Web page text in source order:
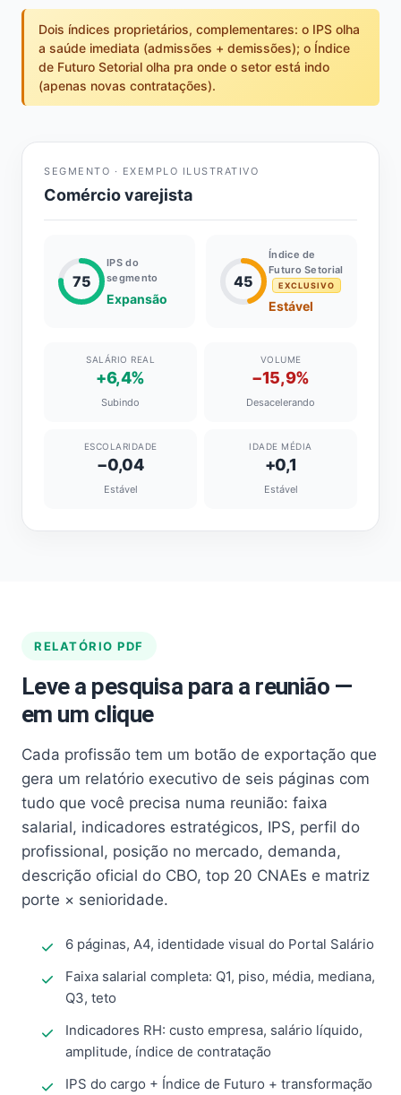
Dois índices proprietários, complementares: o IPS olha
a saúde imediata (admissões + demissões); o Índice
de Futuro Setorial olha pra onde o setor está indo
(apenas novas contratações).
SEGMENTO · EXEMPLO ILUSTRATIVO
Comércio varejista
75
IPS do
segmento
Expansão
45
Índice de
Futuro Setorial
EXCLUSIVO
Estável
SALÁRIO REAL
+6,4%
Subindo
VOLUME
−15,9%
Desacelerando
ESCOLARIDADE
−0,04
Estável
IDADE MÉDIA
+0,1
Estável
RELATÓRIO PDF
Leve a pesquisa para a reunião —
em um clique
Cada profissão tem um botão de exportação que
gera um relatório executivo de seis páginas com
tudo que você precisa numa reunião: faixa
salarial, indicadores estratégicos, IPS, perfil do
profissional, posição no mercado, demanda,
descrição oficial do CBO, top 20 CNAEs e matriz
porte × senioridade.
6 páginas, A4, identidade visual do Portal Salário
Faixa salarial completa: Q1, piso, média, mediana,
Q3, teto
Indicadores RH: custo empresa, salário líquido,
amplitude, índice de contratação
IPS do cargo + Índice de Futuro + transformação